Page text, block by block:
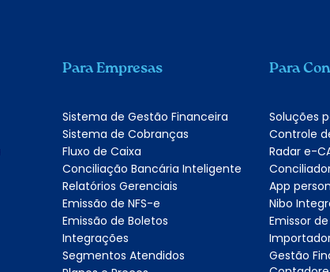
Para Empresas
Sistema de Gestão Financeira
Sistema de Cobranças
Fluxo de Caixa
Conciliação Bancária Inteligente
Relatórios Gerenciais
Emissão de NFS-e
Emissão de Boletos
Integrações
Segmentos Atendidos
Para
Soluções
Controle
Radar e-
App
Nibo
Emissor
Gestão